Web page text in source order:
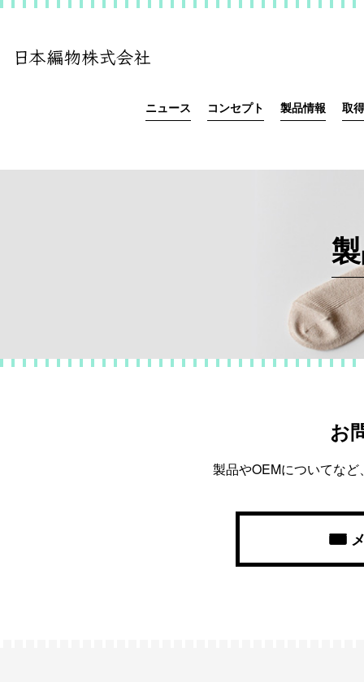
ニュース コンセプト 製品情報 取
お
製品やOEMについてな